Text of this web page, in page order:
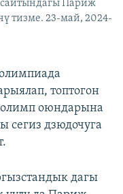
Париж
тизме. 23-май, 2024-
топтогон
оюндарына
сегиз дзюдочуга
дагы